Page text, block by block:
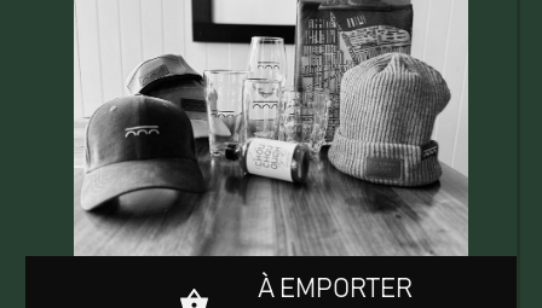
À EMPORTER